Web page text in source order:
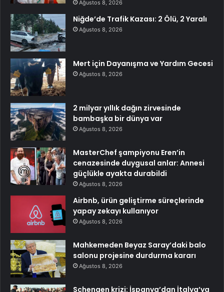
Ağustos 8, 2026
Niğde’de Trafik Kazası: 2 Ölü, 2 Yaralı
Ağustos 8, 2026
Mert için Dayanışma ve Yardım Gecesi
Ağustos 8, 2026
2 milyar yıllık dağın zirvesinde
bambaşka bir dünya var
Ağustos 8, 2026
MasterChef şampiyonu Eren’in
cenazesinde duygusal anlar: Annesi
güçlükle ayakta durabildi
Ağustos 8, 2026
Airbnb, ürün geliştirme süreçlerinde
yapay zekayı kullanıyor
Ağustos 8, 2026
Mahkemeden Beyaz Saray’daki balo
salonu projesine durdurma kararı
Ağustos 8, 2026
Schengen krizi: İspanya’dan İtalya’ya